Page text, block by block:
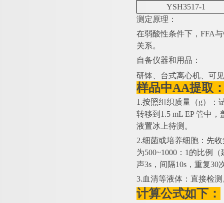
YSH3517-1
测定原理：
在弱酸性条件下， FFA
关系。
自备仪器和用品：
研钵、台式离心机、可
样品中AA提取
1.按照组织质量（g）：
转移到1.5 mL EP 管中
液置冰上待测。
2.细菌或培养细胞：先
为500~1000：1的比例
声3s，间隔10s，重复
3.血清等液体：直接检测
计算公式如下：